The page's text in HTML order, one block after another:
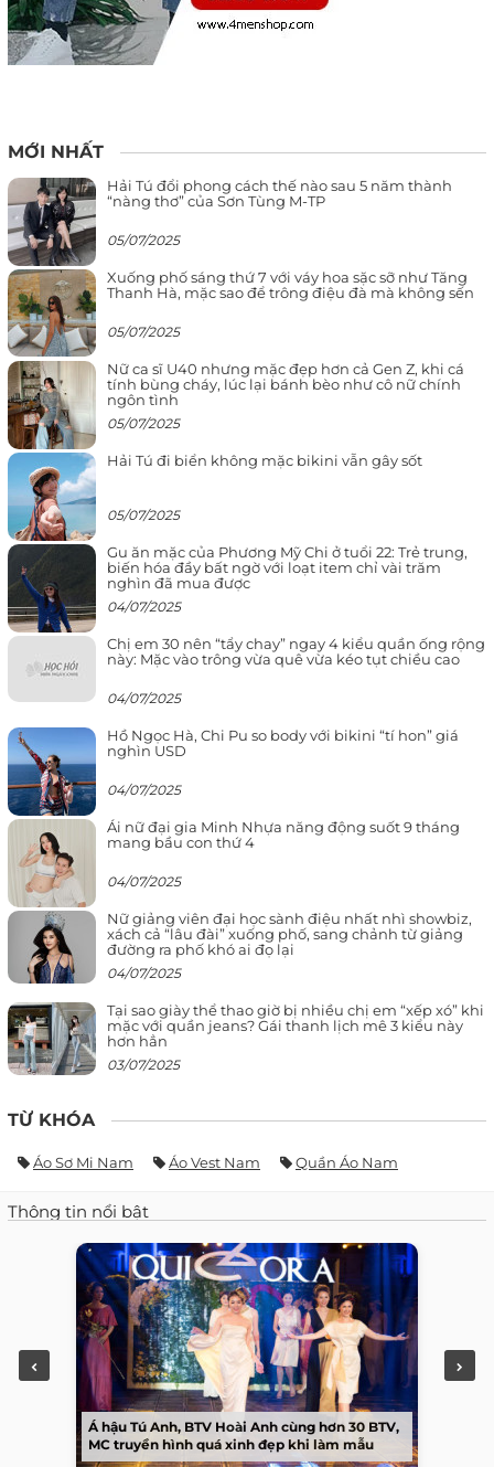
MỚI NHẤT
Hải Tú đổi phong cách thế nào sau 5 năm thành
“nàng thơ” của Sơn Tùng M-TP
05/07/2025
Xuống phố sáng thứ 7 với váy hoa sặc sỡ như Tăng
Thanh Hà, mặc sao để trông điệu đà mà không sến
05/07/2025
Nữ ca sĩ U40 nhưng mặc đẹp hơn cả Gen Z, khi cá
tính bùng cháy, lúc lại bánh bèo như cô nữ chính
ngôn tình
05/07/2025
Hải Tú đi biển không mặc bikini vẫn gây sốt
05/07/2025
Gu ăn mặc của Phương Mỹ Chi ở tuổi 22: Trẻ trung,
biến hóa đầy bất ngờ với loạt item chỉ vài trăm
nghìn đã mua được
04/07/2025
Chị em 30 nên “tẩy chay” ngay 4 kiểu quần ống rộng
này: Mặc vào trông vừa quê vừa kéo tụt chiều cao
04/07/2025
Hồ Ngọc Hà, Chi Pu so body với bikini “tí hon” giá
nghìn USD
04/07/2025
Ái nữ đại gia Minh Nhựa năng động suốt 9 tháng
mang bầu con thứ 4
04/07/2025
Nữ giảng viên đại học sành điệu nhất nhì showbiz,
xách cả “lâu đài” xuống phố, sang chảnh từ giảng
đường ra phố khó ai đọ lại
04/07/2025
Tại sao giày thể thao giờ bị nhiều chị em “xếp xó” khi
mặc với quần jeans? Gái thanh lịch mê 3 kiểu này
hơn hẳn
03/07/2025
TỪ KHÓA
Áo Sơ Mi Nam Áo Vest Nam Quần Áo Nam
Thông tin nổi bật
Á hậu Tú Anh, BTV Hoài Anh cùng hơn 30 BTV,
MC truyền hình quá xinh đẹp khi làm mẫu